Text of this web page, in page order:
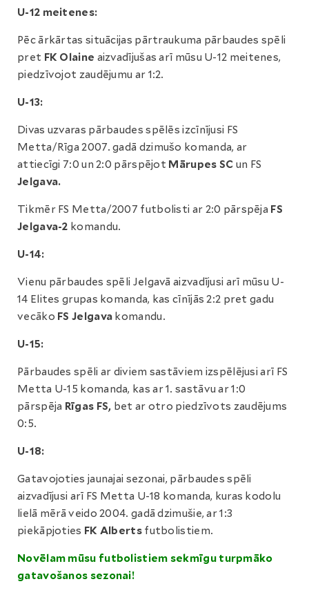
U-12 meitenes:
Pēc ārkārtas situācijas pārtraukuma pārbaudes spēli
pret FK Olaine aizvadījušas arī mūsu U-12 meitenes,
piedzīvojot zaudējumu ar 1:2.
U-13:
Divas uzvaras pārbaudes spēlēs izcīnījusi FS
Metta/Rīga 2007. gadā dzimušo komanda, ar
attiecīgi 7:0 un 2:0 pārspējot Mārupes SC un FS
Jelgava.
Tikmēr FS Metta/2007 futbolisti ar 2:0 pārspēja FS
Jelgava-2 komandu.
U-14:
Vienu pārbaudes spēli Jelgavā aizvadījusi arī mūsu U-
14 Elites grupas komanda, kas cīnījās 2:2 pret gadu
vecāko FS Jelgava komandu.
U-15:
Pārbaudes spēli ar diviem sastāviem izspēlējusi arī FS
Metta U-15 komanda, kas ar 1. sastāvu ar 1:0
pārspēja Rīgas FS, bet ar otro piedzīvots zaudējums
0:5.
U-18:
Gatavojoties jaunajai sezonai, pārbaudes spēli
aizvadījusi arī FS Metta U-18 komanda, kuras kodolu
lielā mērā veido 2004. gadā dzimušie, ar 1:3
piekāpjoties FK Albertsfutbolistiem.
Novēlam mūsu futbolistiem sekmīgu turpmāko
gatavošanos sezonai!